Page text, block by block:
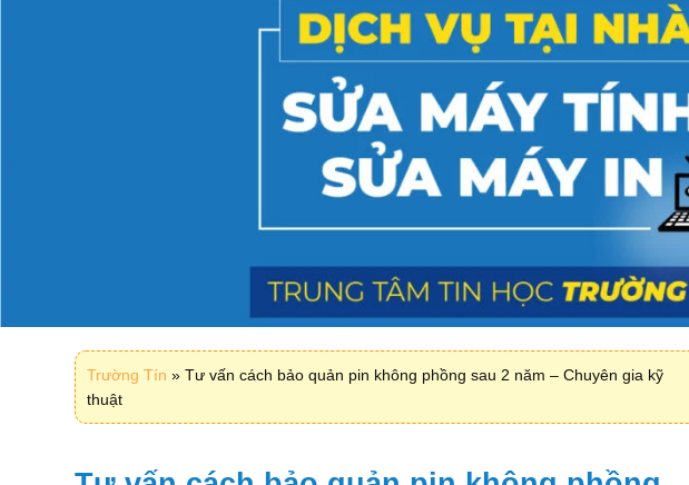
Trường Tín » Tư vấn cách bảo quản pin không phồng sau 2 năm – Chuyên gia kỹ
thuật